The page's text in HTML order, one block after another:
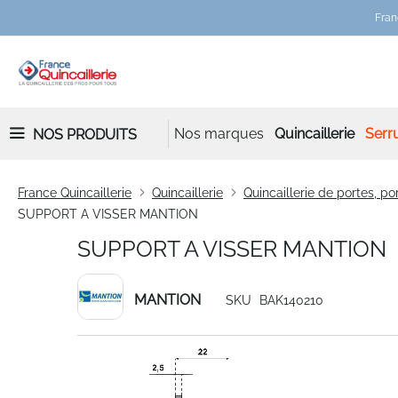
NOS PRODUITS Nos marques Quincaillerie
France Quincaillerie Quincaillerie Quincaillerie de portes,
SUPPORT A VISSER MANTION
SUPPORT A VISSER MANTION
MANTION SKU BAK140210